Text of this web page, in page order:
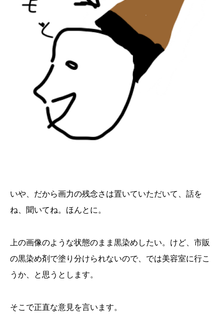
いや、だから画力の残念さは置いていただいて、話を
ね、聞いてね。ほんとに。
上の画像のような状態のまま黒染めしたい。けど、市販
の黒染め剤で塗り分けられないので、では美容室に行こ
うか、と思うとします。
そこで正直な意見を言います。